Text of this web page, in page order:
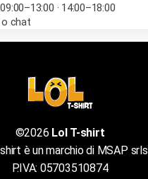
· 14:00–18:00
chat
©2026 Lol T-shirt
è un marchio di MSAP srls
P.IVA: 05703510874